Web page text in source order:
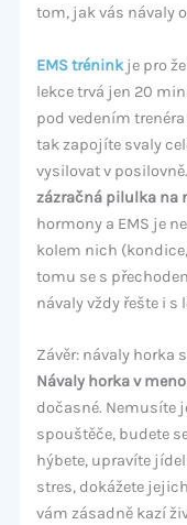
tom, jak vás návaly
EMS tréninkje pro
lekce trvá jen 20
pod vedením
tak zapojíte svaly
vysilovat v
zázračná pilulka na
hormony a EMS je
kolem nich
tomu se s
návaly vždy řešte i s
Závěr: návaly horka
Návaly horka v
dočasné. Nemusíte
spouštěče, budete
hýbete, upravíte
stres, dokážete
vám zásadně kazí